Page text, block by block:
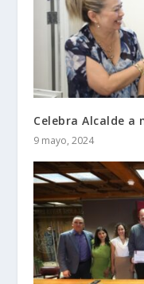
Celebra Alcalde a
9 mayo, 2024